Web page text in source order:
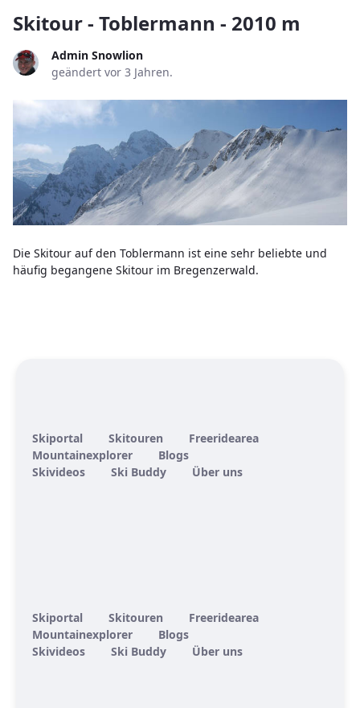
Skitour - Toblermann - 2010 m
Admin Snowlion
geändert vor 3 Jahren.
Die Skitour auf den Toblermann ist eine sehr beliebte und
häufig begangene Skitour im Bregenzerwald.
Skiportal Skitouren
Freeridearea
Mountainexplorer
Blogs
Skivideos
Ski Buddy Über uns
Skiportal Skitouren
Freeridearea
Mountainexplorer
Blogs
Skivideos
Ski Buddy Über uns